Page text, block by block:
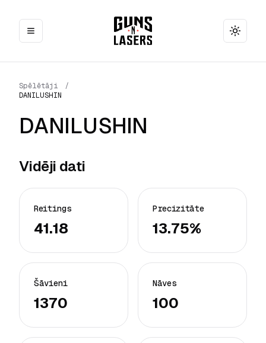
Toggle
Spēlētāji
/
DANILUSHIN
DANILUSHIN
Vidēji dati
Reitings
41.18
Precizitāte
13.75%
Šāvieni
1370
Nāves
100